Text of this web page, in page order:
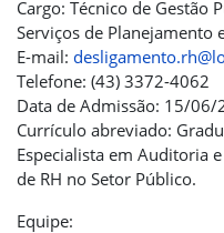
Cargo: Técnico de Gestão
Serviços de Planejamento
E-mail:
Telefone: (43) 3372-4062
Data de Admissão: 15/06/
Currículo abreviado:
Especialista em Auditoria
de RH no Setor Público.
Equipe: